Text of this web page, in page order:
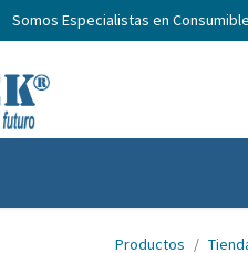
Somos Especialistas en
Productos